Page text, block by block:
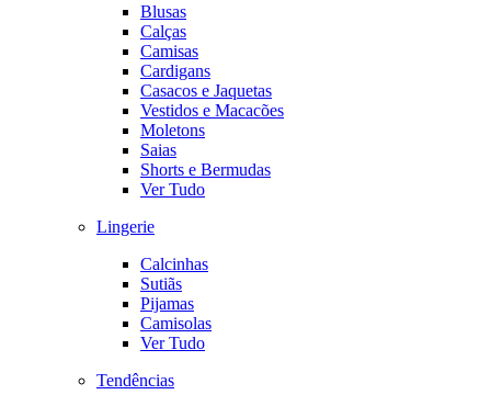
Blusas
Calças
Camisas
Cardigans
Casacos e Jaquetas
Vestidos e Macacões
Moletons
Saias
Shorts e Bermudas
Ver Tudo
Lingerie
Calcinhas
Sutiãs
Pijamas
Camisolas
Ver Tudo
Tendências